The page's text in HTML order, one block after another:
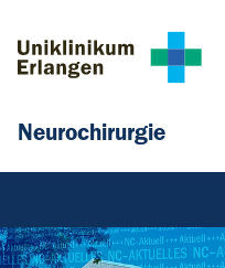
Neurochirurgie